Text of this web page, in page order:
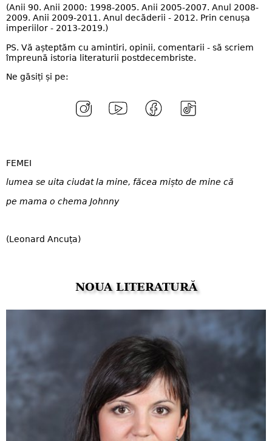
(Anii 90. Anii 2000: 1998-2005. Anii 2005-2007. Anul 2008-
2009. Anii 2009-2011. Anul decăderii - 2012. Prin cenușa
imperiilor - 2013-2019.)
PS. Vă așteptăm cu amintiri, opinii, comentarii - să scriem
împreună istoria literaturii postdecembriste.
Ne găsiți și pe:
FEMEI
lumea se uita ciudat la mine, făcea mișto de mine că
pe mama o chema Johnny
(Leonard Ancuța)
NOUA LITERATURĂ